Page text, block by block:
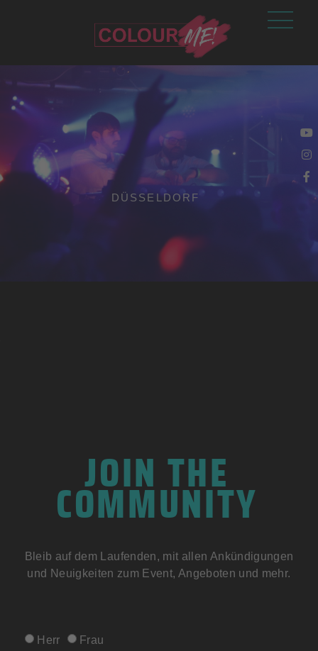
DÜSSELDORF
JOIN THE
COMMUNITY
Bleib auf dem Laufenden, mit allen Ankündigungen
und Neuigkeiten zum Event, Angeboten und mehr.
Herr Frau